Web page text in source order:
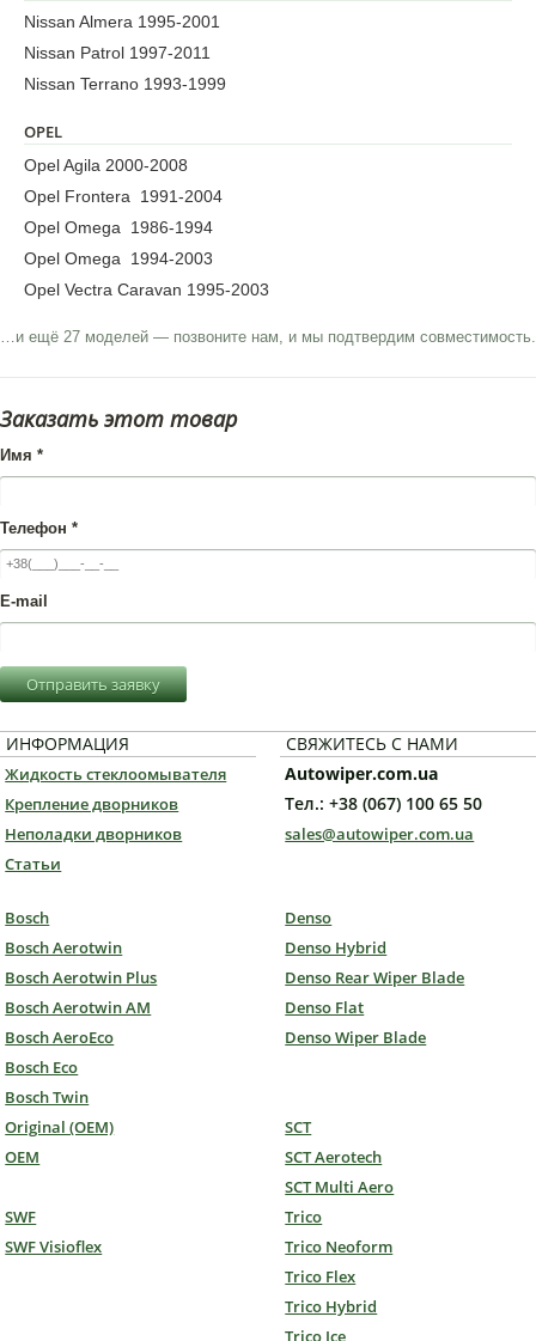
Nissan Almera 1995-2001
Nissan Patrol 1997-2011
Nissan Terrano 1993-1999
OPEL
Opel Agila 2000-2008
Opel Frontera 1991-2004
Opel Omega 1986-1994
Opel Omega 1994-2003
Opel Vectra Caravan 1995-2003
…и ещё 27 моделей — позвоните нам, и мы подтвердим совместимость.
Заказать этот товар
Имя *
Телефон *
E-mail
Отправить заявку
ИНФОРМАЦИЯ
Жидкость стеклоомывателя
Крепление дворников
Неполадки дворников
Статьи
СВЯЖИТЕСЬ С НАМИ
Autowiper.com.ua
Тел.: +38 (067) 100 65 50
sales@autowiper.com.ua
Bosch
Bosch Aerotwin
Bosch Aerotwin Plus
Bosch Aerotwin AM
Bosch AeroEco
Bosch Eco
Bosch Twin
Denso
Denso Hybrid
Denso Rear Wiper Blade
Denso Flat
Denso Wiper Blade
Original (OEM)
OEM
SCT
SCT Aerotech
SCT Multi Aero
SWF
SWF Visioflex
Trico
Trico Neoform
Trico Flex
Trico Hybrid
Trico Ice